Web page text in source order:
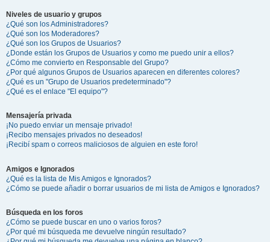
Niveles de usuario y grupos
¿Qué son los Administradores?
¿Qué son los Moderadores?
¿Qué son los Grupos de Usuarios?
¿Donde están los Grupos de Usuarios y como me puedo unir a ellos?
¿Cómo me convierto en Responsable del Grupo?
¿Por qué algunos Grupos de Usuarios aparecen en diferentes colores?
¿Qué es un "Grupo de Usuarios predeterminado"?
¿Qué es el enlace "El equipo"?
Mensajería privada
¡No puedo enviar un mensaje privado!
¡Recibo mensajes privados no deseados!
¡Recibí spam o correos maliciosos de alguien en este foro!
Amigos e Ignorados
¿Qué es la lista de Mis Amigos e Ignorados?
¿Cómo se puede añadir o borrar usuarios de mi lista de Amigos e Ignorados?
Búsqueda en los foros
¿Cómo se puede buscar en uno o varios foros?
¿Por qué mi búsqueda me devuelve ningún resultado?